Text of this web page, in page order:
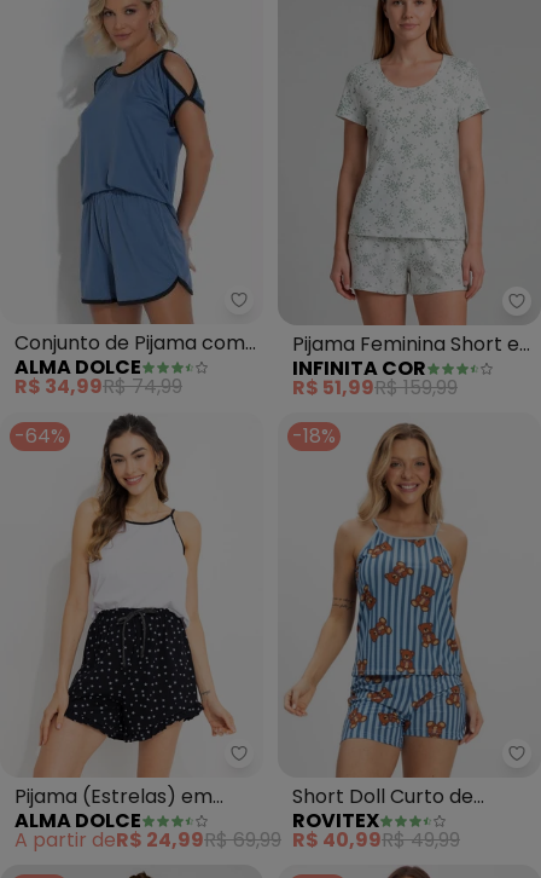
Alma Dolce - Conjunto de
Conjunto de Pijama com
Recortes (Azul Claro)
ALMA DOLCE
R$ 34,99R$ 74,99
Pijama Feminina Short e
Blusa (Bege)
INFINITA COR
R$ 51,99R$ 159,99
-64%
Alma Dolce - Pijama (Estrelas)
Pijama (Estrelas) em
Malha de Algodão
ALMA DOLCE
A partir deR$ 24,99R$ 69,99
-18%
Short Doll Curto de
Liganete Bella Ana (Azul)
ROVITEX
R$ 40,99R$ 49,99